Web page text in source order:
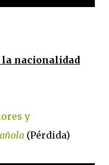
la nacionalidad
y
(Pérdida)